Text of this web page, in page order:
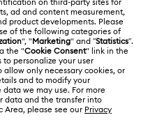
regiones
Français